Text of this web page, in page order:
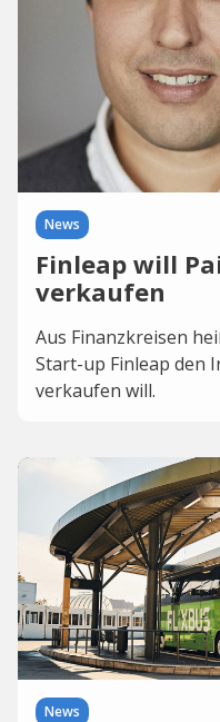
News
Finleap will
verkaufen
Aus Finanzkreisen
Start-up Finleap den
verkaufen will.
News